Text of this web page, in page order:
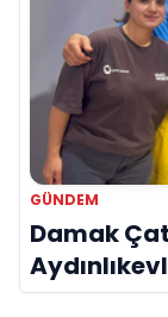
GÜNDEM
Damak
Damak